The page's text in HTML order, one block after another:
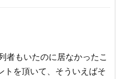
者もいたのに居なかったこ
トを頂いて、そういえばそ